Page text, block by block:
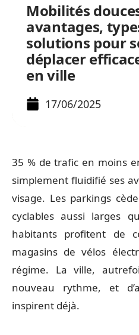
Mobilités
avantages,
solutions pour
déplacer
en ville
17/06/2025
35 % de trafic en moins
simplement fluidifié ses
visage. Les parkings
cyclables aussi larges
habitants profitent de
magasins de vélos
régime. La ville,
nouveau rythme, et
inspirent déjà.